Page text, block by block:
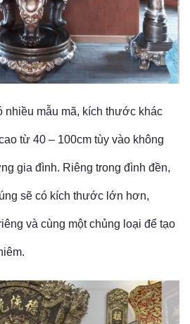
nhiều mẫu mã, kích thước khác
từ 40 – 100cm tùy vào không
gia đình. Riêng trong đình đền,
sẽ có kích thước lớn hơn,
và cùng một chủng loại để tạo